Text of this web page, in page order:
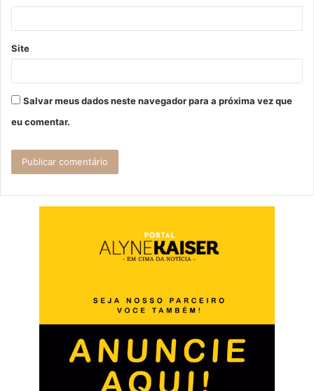
*
Site
Salvar meus dados neste navegador para a próxima vez que
eu comentar.